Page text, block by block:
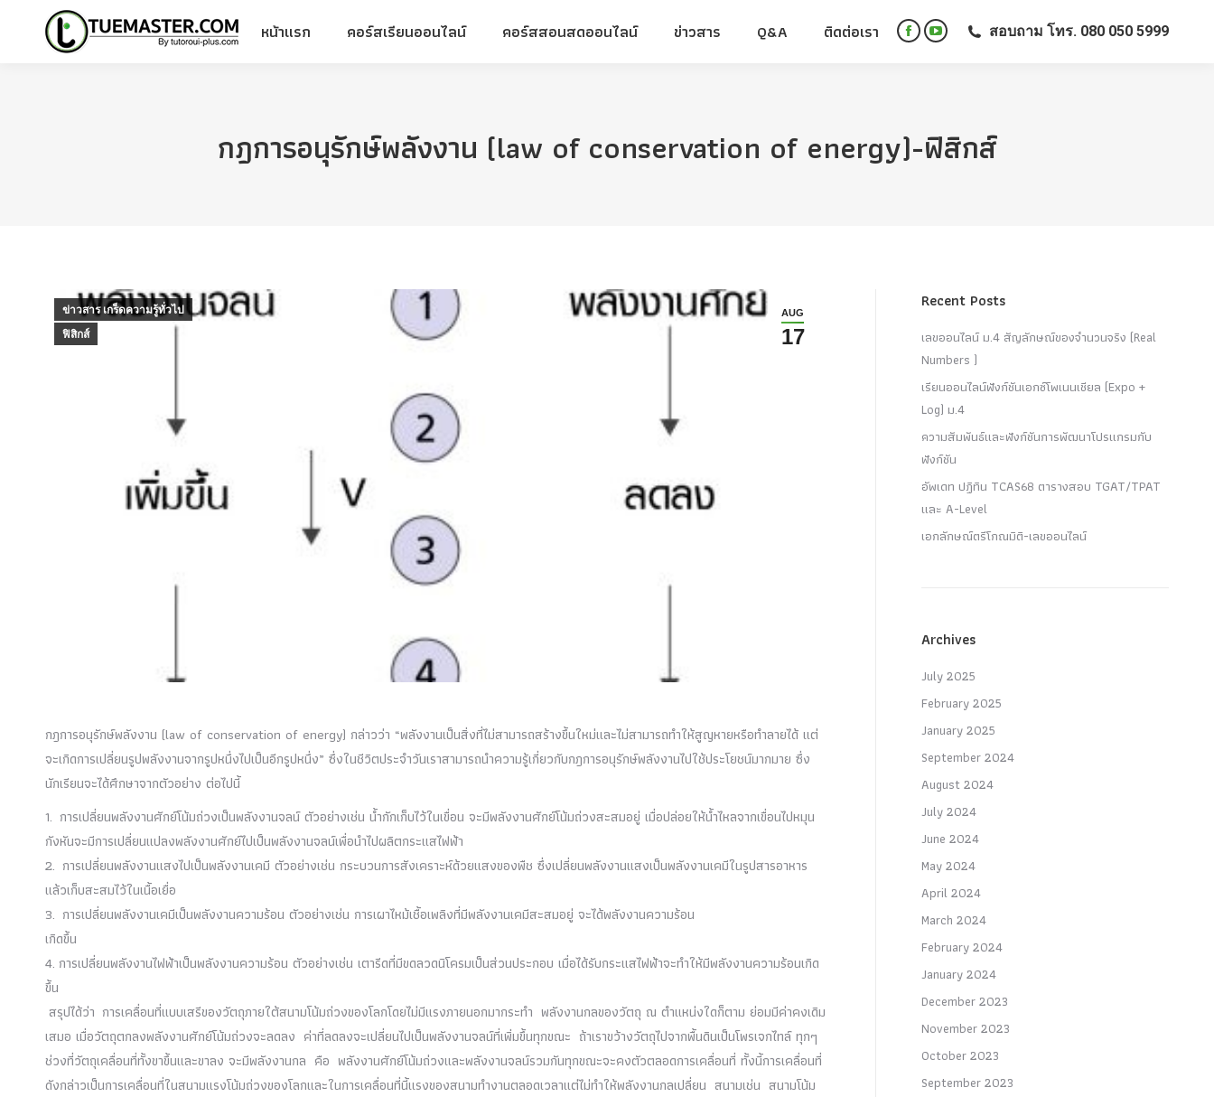
หน้าแรก คอร์สเรียนออนไลน์ คอร์สสอนสดออนไลน์ ข่าวสาร Q&A ติดต่อเรา
Facebook
new
window
YouTube
new
window
สอบถาม โทร. 080 050 5999
กฎการอนุรักษ์พลังงาน (law of conservation of energy)-ฟิสิกส์
AUG
17
ข่าวสาร เกร็ดความรู้ทั่วไป
ฟิสิกส์
กฎการอนุรักษ์พลังงาน (law of conservation of energy) กล่าวว่า “พลังงานเป็นสิ่งที่ไม่สามารถสร้างขึ้นใหม่และไม่สามารถทำให้สูญหายหรือทำลายได้ แต่
จะเกิดการเปลี่ยนรูปพลังงานจากรูปหนึ่งไปเป็นอีกรูปหนึ่ง” ซึ่งในชีวิตประจำวันเราสามารถนำความรู้เกี่ยวกับกฎการอนุรักษ์พลังงานไปใช้ประโยชน์มากมาย ซึ่ง
นักเรียนจะได้ศึกษาจากตัวอย่าง ต่อไปนี้
1. การเปลี่ยนพลังงานศักย์โน้มถ่วงเป็นพลังงานจลน์ ตัวอย่างเช่น น้ำกักเก็บไว้ในเขื่อน จะมีพลังงานศักย์โน้มถ่วงสะสมอยู่ เมื่อปล่อยให้น้ำไหลจากเขื่อนไปหมุน
กังหันจะมีการเปลี่ยนแปลงพลังงานศักย์ไปเป็นพลังงานจลน์เพื่อนำไปผลิตกระแสไฟฟ้า
2. การเปลี่ยนพลังงานแสงไปเป็นพลังงานเคมี ตัวอย่างเช่น กระบวนการสังเคราะห์ด้วยแสงของพืช ซึ่งเปลี่ยนพลังงานแสงเป็นพลังงานเคมีในรูปสารอาหาร
แล้วเก็บสะสมไว้ในเนื้อเยื่อ
3. การเปลี่ยนพลังงานเคมีเป็นพลังงานความร้อน ตัวอย่างเช่น การเผาไหม้เชื้อเพลิงที่มีพลังงานเคมีสะสมอยู่ จะได้พลังงานความร้อน
เกิดขึ้น
4. การเปลี่ยนพลังงานไฟฟ้าเป็นพลังงานความร้อน ตัวอย่างเช่น เตารีดที่มีขดลวดนิโครมเป็นส่วนประกอบ เมื่อได้รับกระแสไฟฟ้าจะทำให้มีพลังงานความร้อนเกิด
ขึ้น
สรุปได้ว่า การเคลื่อนที่แบบเสรีของวัตถุภายใต้สนามโน้มถ่วงของโลกโดยไม่มีแรงภายนอกมากระทำ พลังงานกลของวัตถุ ณ ตำแหน่งใดก็ตาม ย่อมมีค่าคงเดิม
เสมอ เมื่อวัตถุตกลงพลังงานศักย์โน้มถ่วงจะลดลง ค่าที่ลดลงจะเปลี่ยนไปเป็นพลังงานจลน์ที่เพิ่มขึ้นทุกขณะ ถ้าเราขว้างวัตถุไปจากพื้นดินเป็นโพรเจกไทล์ ทุกๆ
ช่วงที่วัตถุเคลื่อนที่ทั้งขาขึ้นและขาลง จะมีพลังงานกล คือ พลังงานศักย์โน้มถ่วงและพลังงานจลน์รวมกันทุกขณะจะคงตัวตลอดการเคลื่อนที่ ทั้งนี้การเคลื่อนที่
ดังกล่าวเป็นการเคลื่อนที่ในสนามแรงโน้มถ่วงของโลกและในการเคลื่อนที่นี้แรงของสนามทำงานตลอดเวลาแต่ไม่ทำให้พลังงานกลเปลี่ยน สนามเช่น สนามโน้ม
Recent Posts
เลขออนไลน์ ม.4 สัญลักษณ์ของจำนวนจริง (Real
Numbers )
เรียนออนไลน์ฟังก์ชันเอกซ์โพเนนเชียล (Expo +
Log) ม.4
ความสัมพันธ์และฟังก์ชันการพัฒนาโปรแกรมกับ
ฟังก์ชัน
อัพเดท ปฏิทิน TCAS68 ตารางสอบ TGAT/TPAT
และ A-Level
เอกลักษณ์ตรีโกณมิติ-เลขออนไลน์
Archives
July 2025
February 2025
January 2025
September 2024
August 2024
July 2024
June 2024
May 2024
April 2024
March 2024
February 2024
January 2024
December 2023
November 2023
October 2023
September 2023
หน้าแรก คอร์สเรียนออนไลน์ คอร์สสอนสดออนไลน์ ข่าวสาร Q&A ติดต่อเรา
Facebook
window
YouTube
window
สอบถาม โทร. 080 050 5999